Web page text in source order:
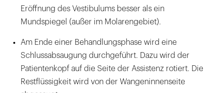
Eröffnung des Vestibulums besser als ein
Mundspiegel (außer im Molarengebiet).
Am Ende einer Behandlungsphase wird eine
Schlussabsaugung durchgeführt. Dazu wird der
Patientenkopf auf die Seite der Assistenz rotiert. Die
Restflüssigkeit wird von der Wangeninnenseite